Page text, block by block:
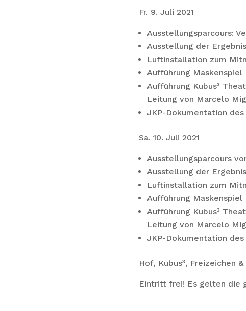
Fr. 9. Juli 2021
Ausstellungsparcours:
Ausstellung der
Luftinstallation zum
Aufführung Maskenspiel
Aufführung Kubus³
Leitung von Marcelo
JKP-Dokumentation
Sa. 10. Juli 2021
Ausstellungsparcours
Ausstellung der
Luftinstallation zum
Aufführung Maskenspiel
Aufführung Kubus³
Leitung von Marcelo
JKP-Dokumentation
Hof, Kubus³, Freizeichen
Eintritt frei! Es gelten die